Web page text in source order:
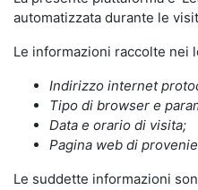
automatizzata durante le
Le informazioni raccolte nei
Indirizzo internet
Tipo di browser e
Data e orario di visita;
Pagina web di
Le suddette informazioni